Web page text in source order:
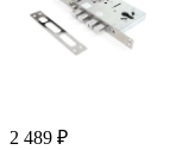
2 489 ₽